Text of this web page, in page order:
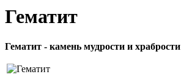
Гематит
Гематит - камень мудрости и храбрости